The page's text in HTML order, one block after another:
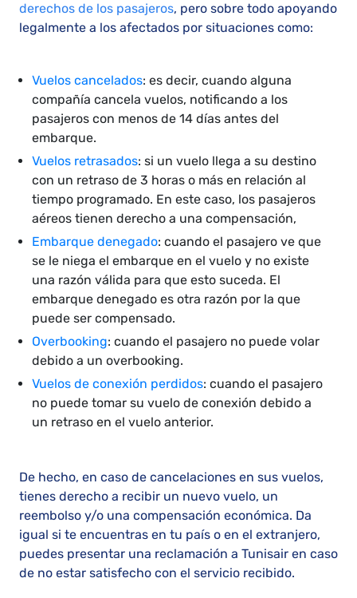
derechos de los pasajeros, pero sobre todo apoyando
legalmente a los afectados por situaciones como:
Vuelos cancelados: es decir, cuando alguna
compañía cancela vuelos, notificando a los
pasajeros con menos de 14 días antes del
embarque.
Vuelos retrasados: si un vuelo llega a su destino
con un retraso de 3 horas o más en relación al
tiempo programado. En este caso, los pasajeros
aéreos tienen derecho a una compensación,
Embarque denegado: cuando el pasajero ve que
se le niega el embarque en el vuelo y no existe
una razón válida para que esto suceda. El
embarque denegado es otra razón por la que
puede ser compensado.
Overbooking: cuando el pasajero no puede volar
debido a un overbooking.
Vuelos de conexión perdidos: cuando el pasajero
no puede tomar su vuelo de conexión debido a
un retraso en el vuelo anterior.
De hecho, en caso de cancelaciones en sus vuelos,
tienes derecho a recibir un nuevo vuelo, un
reembolso y/o una compensación económica. Da
igual si te encuentras en tu país o en el extranjero,
puedes presentar una reclamación a Tunisair en caso
de no estar satisfecho con el servicio recibido.